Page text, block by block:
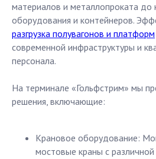
материалов и металлопроката до
оборудования и контейнеров.
разгрузка полувагонов и платформ
современной инфраструктуры и
персонала.
На терминале «Гольфстрим» мы
решения, включающие:
Крановое оборудование:
мостовые краны с